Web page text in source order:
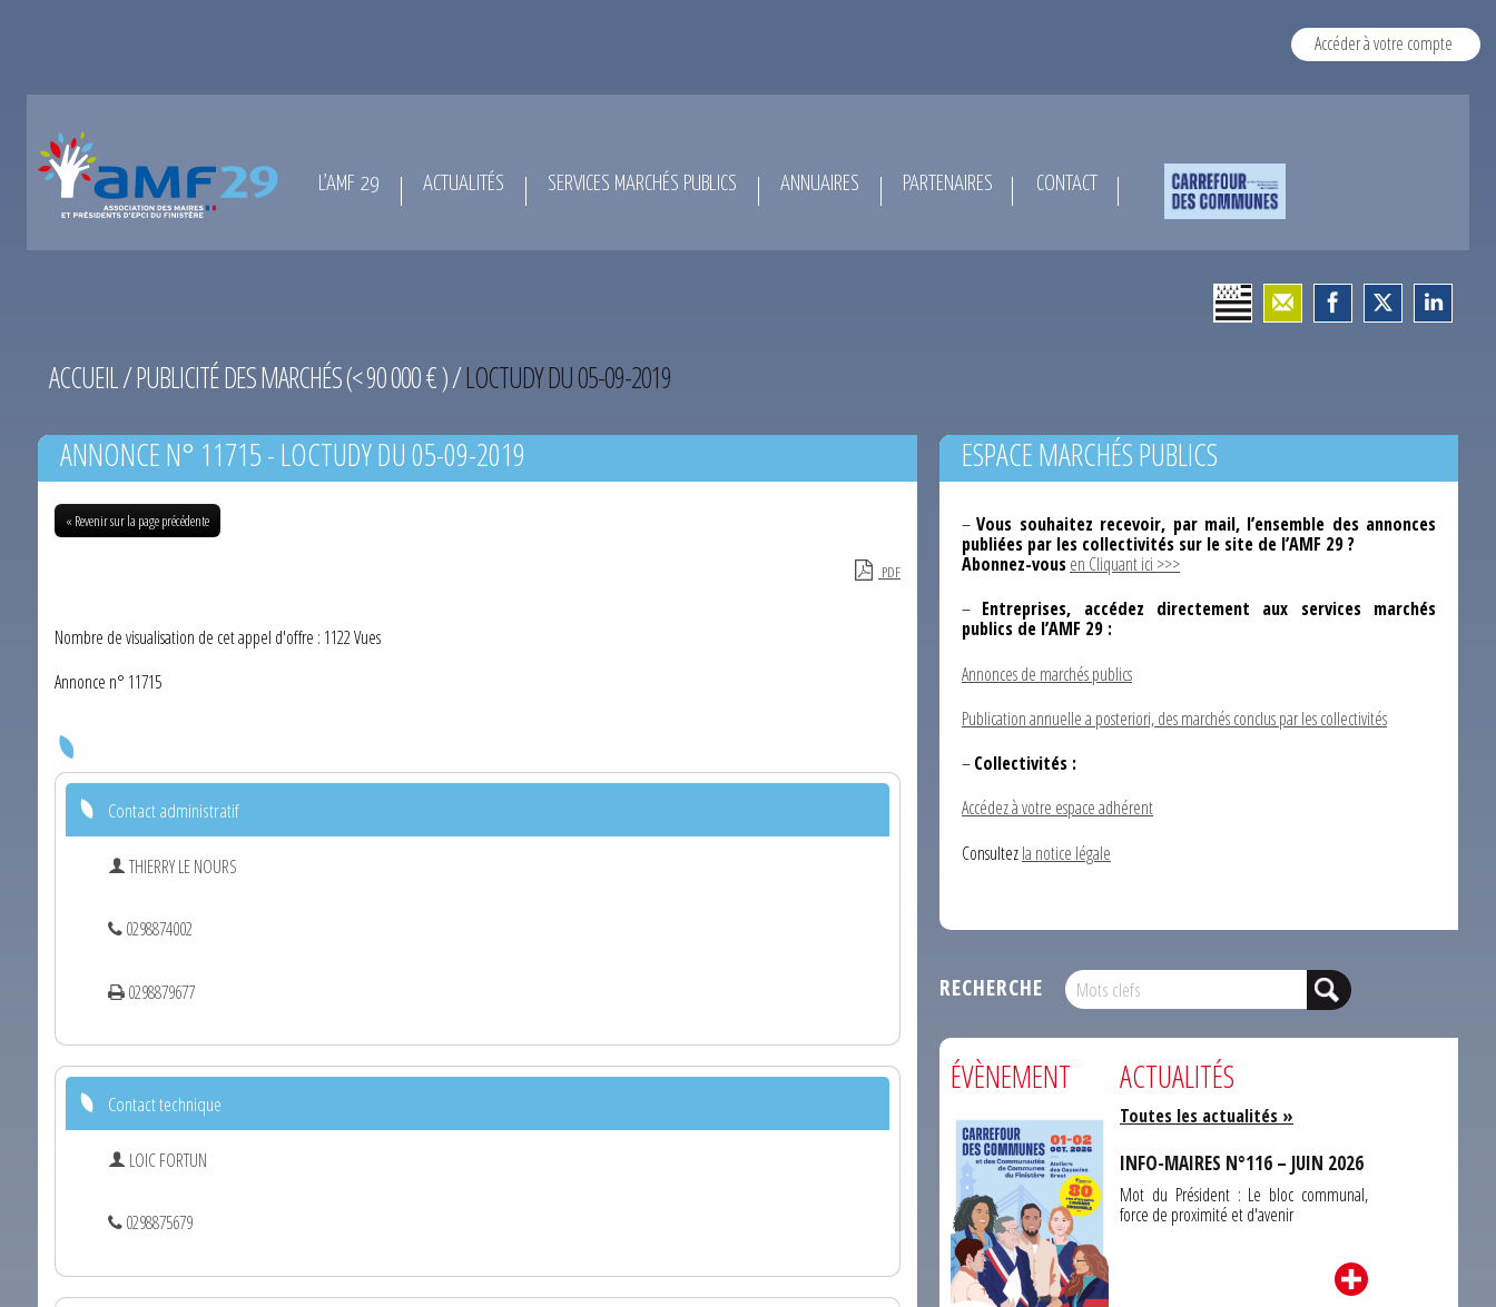
Accéder à votre compte
L’AMF 29 ACTUALITÉS SERVICES MARCHÉS PUBLICS ANNUAIRES PARTENAIRES CONTACT
ACCUEIL/PUBLICITÉ DES MARCHÉS (< 90 000 € )/LOCTUDY DU 05-09-2019
ANNONCE N° 11715 - LOCTUDY DU 05-09-2019
« Revenir sur la page précédente
PDF
Nombre de visualisation de cet appel d'offre : 1122 Vues
Annonce n° 11715
Contact administratif
THIERRY LE NOURS
0298874002
0298879677
Contact technique
LOIC FORTUN
0298875679
ESPACE MARCHÉS PUBLICS
–Vous souhaitez recevoir, par mail, l’ensemble des annonces
publiées par les collectivités sur le site de l’AMF 29 ?
Abonnez-vousen Cliquant ici >>>
– Entreprises, accédez directement aux services marchés
publics de l’AMF 29 :
Annonces de marchés publics
Publication annuelle a posteriori, des marchés conclus par les collectivités
–Collectivités :
Accédez à votre espace adhérent
Consultezla notice légale
RECHERCHE
ÉVÈNEMENT ACTUALITÉS
Toutes les actualités »
INFO-MAIRES N°116 – JUIN 2026
Mot du Président : Le bloc communal,
force de proximité et d'avenir